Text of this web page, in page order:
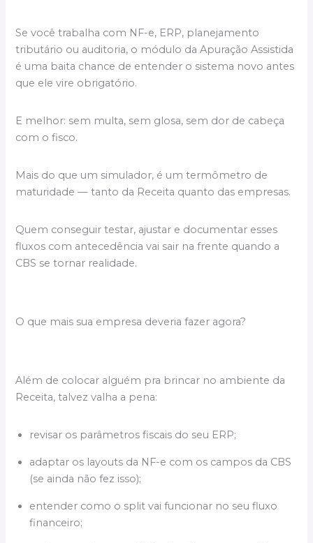
Se você trabalha com NF-e, ERP, planejamento
tributário ou auditoria, o módulo da Apuração Assistida
é uma baita chance de entender o sistema novo antes
que ele vire obrigatório.
E melhor: sem multa, sem glosa, sem dor de cabeça
com o fisco.
Mais do que um simulador, é um termômetro de
maturidade — tanto da Receita quanto das empresas.
Quem conseguir testar, ajustar e documentar esses
fluxos com antecedência vai sair na frente quando a
CBS se tornar realidade.
O que mais sua empresa deveria fazer agora?
Além de colocar alguém pra brincar no ambiente da
Receita, talvez valha a pena:
revisar os parâmetros fiscais do seu ERP;
adaptar os layouts da NF-e com os campos da CBS
(se ainda não fez isso);
entender como o split vai funcionar no seu fluxo
financeiro;